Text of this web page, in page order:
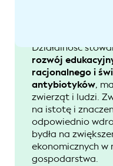
Działalność
rozwój
racjonalnego i
antybiotyków,
zwierząt i ludzi.
na istotę i
odpowiednio
bydła na
ekonomicznych
gospodarstwa.